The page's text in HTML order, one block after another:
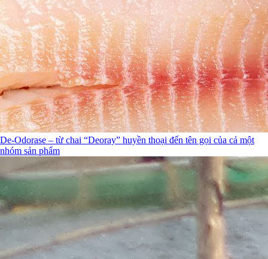
De-Odorase – từ chai “Deoray” huyền thoại đến tên gọi của cả một
nhóm sản phẩm